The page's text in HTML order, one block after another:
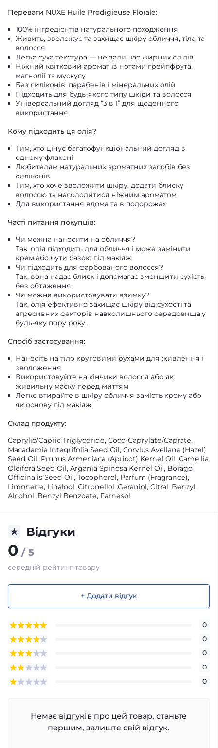
Переваги NUXE Huile Prodigieuse Florale:
100% інгредієнтів натурального походження
Живить, зволожує та захищає шкіру обличчя, тіла та
волосся
Легка суха текстура — не залишає жирних слідів
Ніжний квітковий аромат із нотами грейпфрута,
магнолії та мускусу
Без силіконів, парабенів і мінеральних олій
Підходить для будь-якого типу шкіри та волосся
Універсальний догляд “3 в 1” для щоденного
використання
Кому підходить ця олія?
Тим, хто цінує багатофункціональний догляд в
одному флаконі
Любителям натуральних ароматних засобів без
силіконів
Тим, хто хоче зволожити шкіру, додати блиску
волоссю та насолодитися ніжним ароматом
Для використання вдома та в подорожах
Часті питання покупців:
Чи можна наносити на обличчя?
Так, олія підходить для обличчя і може замінити
крем або бути базою під макіяж.
Чи підходить для фарбованого волосся?
Так, вона надає блиск і допомагає зменшити сухість
без обтяження.
Чи можна використовувати взимку?
Так, олія ефективно захищає шкіру від сухості та
агресивних факторів навколишнього середовища у
будь-яку пору року.
Спосіб застосування:
Нанесіть на тіло круговими рухами для живлення і
зволоження
Використовуйте на кінчики волосся або як
живильну маску перед миттям
Легко втирайте в шкіру обличчя замість крему або
як основу під макіяж
Склад продукту:
Caprylic/Capric Triglyceride, Coco-Caprylate/Caprate,
Macadamia Integrifolia Seed Oil, Corylus Avellana (Hazel)
Seed Oil, Prunus Armeniaca (Apricot) Kernel Oil, Camellia
Oleifera Seed Oil, Argania Spinosa Kernel Oil, Borago
Officinalis Seed Oil, Tocopherol, Parfum (Fragrance),
Limonene, Linalool, Citronellol, Geraniol, Citral, Benzyl
Alcohol, Benzyl Benzoate, Farnesol.
Відгуки
0 / 5
середній рейтинг товару
+ Додати відгук
0
0
0
0
0
Немає відгуків про цей товар, станьте
першим, залиште свій відгук.